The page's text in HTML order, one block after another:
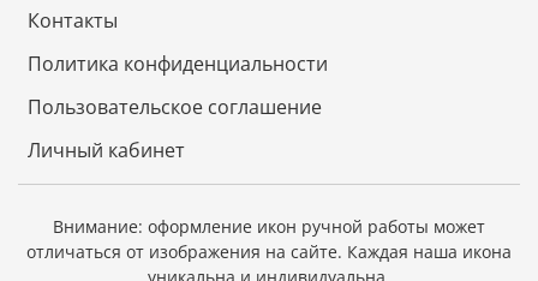
Контакты
Политика конфиденциальности
Пользовательское соглашение
Личный кабинет
Внимание: оформление икон ручной работы может
отличаться от изображения на сайте. Каждая наша икона